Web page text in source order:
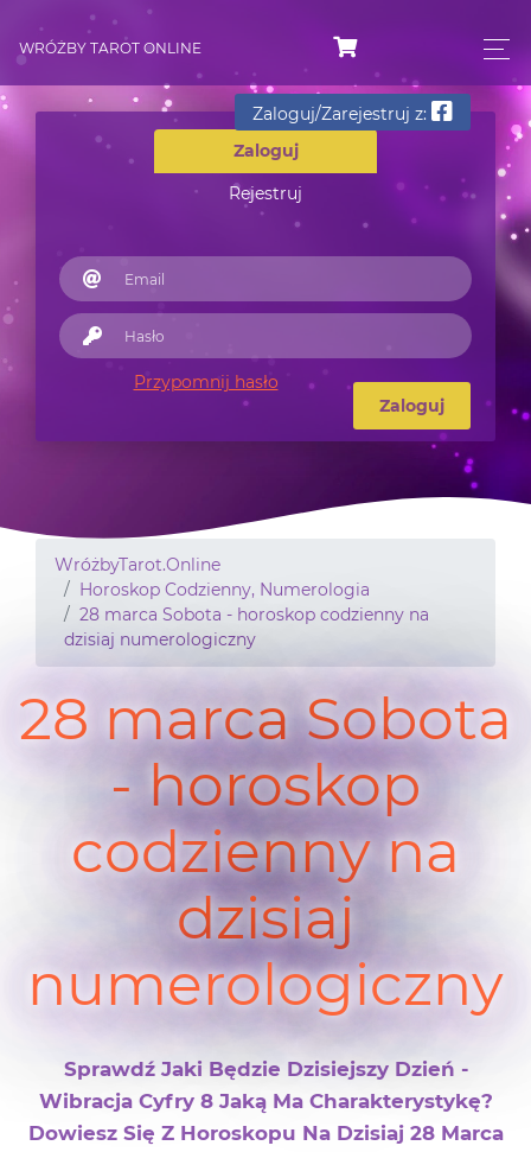
WRÓŻBY TAROT ONLINE
Zaloguj
Rejestruj
Zaloguj/Zarejestruj z:
Przypomnij hasło
Zaloguj
WróżbyTarot.Online
Horoskop Codzienny, Numerologia
28 marca Sobota - horoskop codzienny na
dzisiaj numerologiczny
28 marca Sobota
- horoskop
codzienny na
dzisiaj
numerologiczny
Sprawdź Jaki Będzie Dzisiejszy Dzień -
Wibracja Cyfry 8 Jaką Ma Charakterystykę?
Dowiesz Się Z Horoskopu Na Dzisiaj 28 Marca